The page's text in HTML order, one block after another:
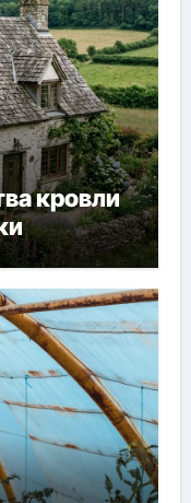
кровли